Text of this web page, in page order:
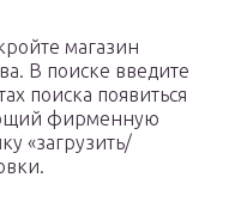
магазин
В поиске введите
поиска появиться
фирменную
«загрузить/